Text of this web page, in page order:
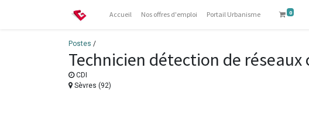
Accueil Nos offres d'emploi Portail Urbanisme 0
Postes /
Technicien détection de
CDI
Sèvres (92)